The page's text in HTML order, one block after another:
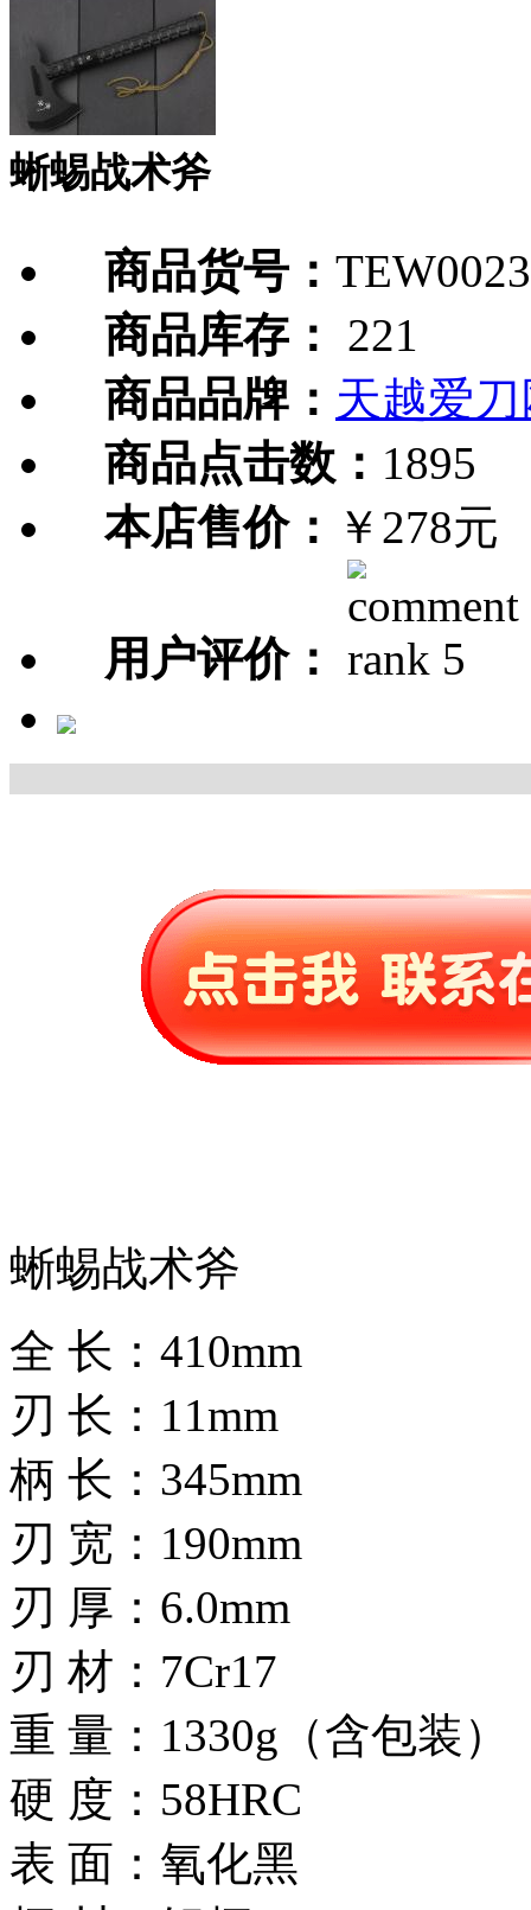
蜥蜴战术斧
商品货号：
商品库存：
221
商品品牌： 天越爱
商品点击数： 1895
本店售价： ￥278元
用户评价：
蜥蜴战术斧
全 长：410mm
刃 长：11mm
柄 长：345mm
刃 宽：190mm
刃 厚：6.0mm
刃 材：7Cr17
重 量：1330g（含包装）
硬 度：58HRC
表 面：氧化黑